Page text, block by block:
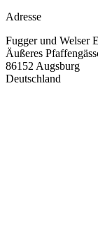
Adresse
Fugger und Welser
Äußeres
86152 Augsburg
Deutschland